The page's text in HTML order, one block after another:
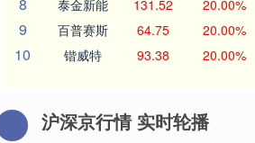
泰金新能 131.52 20.00%
9 百普赛斯 64.75 20.00%
10 锴威特 93.38 20.00%
沪深京行情 实时轮播